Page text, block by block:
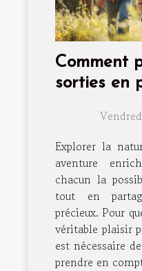
Comment
sorties en
famille ?
Explorer la
aventure
chacun la
tout en
précieux. Pour
véritable plaisir
est nécessaire
prendre en